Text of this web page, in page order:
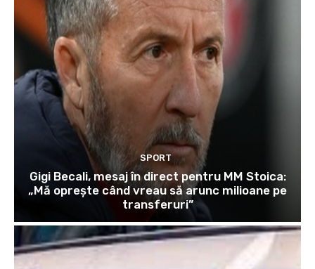
SPORT
Gigi Becali, mesaj în direct pentru MM Stoica:
„Mă oprește când vreau să arunc milioane pe
transferuri”